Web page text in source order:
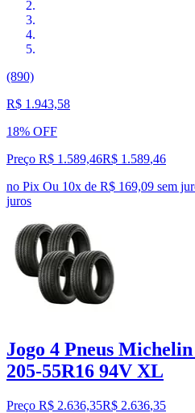
(890)
R$ 1.943,58
18% OFF
Preço R$ 1.589,46R$ 1.589,46
no Pix Ou 10x de R$ 169,09 sem
juros
Jogo 4 Pneus
205-55R16 94V XL
Preço R$ 2.636,35R$ 2.636,35